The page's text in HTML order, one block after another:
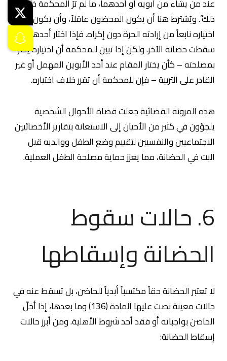
عند من يشاء من أبويه أو أحدهما، ما لم ترَ المحكمة خلاف
ذلك”. ويُشترط هنا أن يكون المحضون عاقلاً، وأن يكون
اختياره نابعاً من إرادته الحرة دون إكراه. فإذا اختار أحدهما
سقطت حضانة الآخر. ولكن إذا تبين للمحكمة أن اختياره يضر
بمصلحته – كأن يختار المقام عند أحد الأبوين المهمل أو غير
القادر على التربية – فإن للمحكمة أن تقرر خلاف اختياره.
هذه المرونة القضائية جعلت قضاة الأحوال الشخصية
يلجؤون في كثير من الأحيان إلى الاستعانة بتقارير الأخصائيين
الاجتماعيين والنفسيين لتقييم وضع الطفل ووالديه قبل
البت في الحضانة، مما يعزز حماية مصلحة الطفل العملية.
6. حالات سقوط
الحضانة وإسقاطها
لا تعتبر الحضانة حقاً مكتسباً أبدياً للحاضن، بل تسقط عنه في
حالات معينة نصت عليها المادة (136) وما بعدها، إذا أخلّ
الحاضن بواجباته أو فقد أحد شروط الأهلية. ومن أبرز حالات
إسقاط الحضانة: